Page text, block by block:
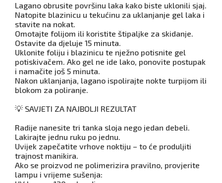
Lagano obrusite površinu laka kako biste uklonili sjaj.
Natopite blazinicu u tekućinu za uklanjanje gel laka i
stavite na nokat.
Omotajte folijom ili koristite štipaljke za skidanje.
Ostavite da djeluje 15 minuta.
Uklonite foliju i blazinicu te nježno potisnite gel
potiskivačem. Ako gel ne ide lako, ponovite postupak
i namačite još 5 minuta.
Nakon uklanjanja, lagano ispolirajte nokte turpijom ili
blokom za poliranje.
💡 SAVJETI ZA NAJBOLJI REZULTAT
Radije nanesite tri tanka sloja nego jedan debeli.
Lakirajte jednu ruku po jednu.
Uvijek zapečatite vrhove noktiju – to će produljiti
trajnost manikira.
Ako se proizvod ne polimerizira pravilno, provjerite
lampu i vrijeme sušenja: